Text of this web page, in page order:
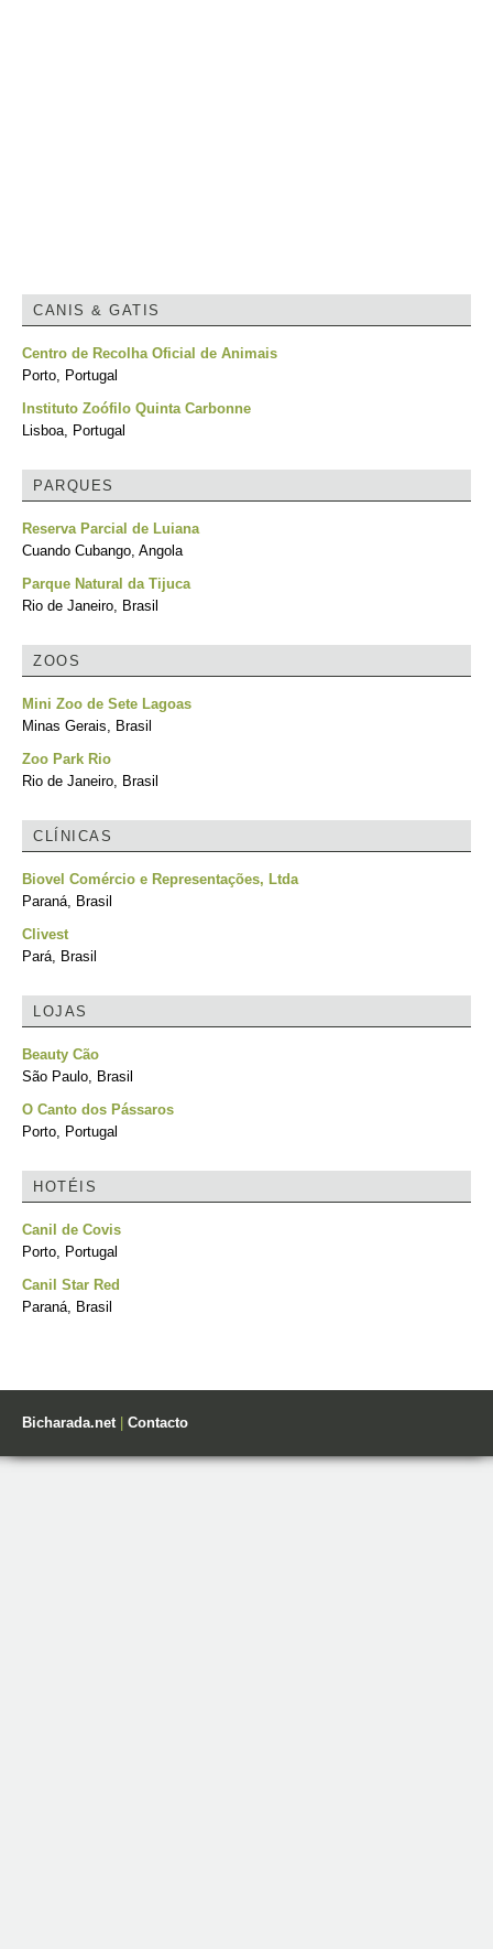
CANIS & GATIS
Centro de Recolha Oficial de Animais
Porto, Portugal
Instituto Zoófilo Quinta Carbonne
Lisboa, Portugal
PARQUES
Reserva Parcial de Luiana
Cuando Cubango, Angola
Parque Natural da Tijuca
Rio de Janeiro, Brasil
ZOOS
Mini Zoo de Sete Lagoas
Minas Gerais, Brasil
Zoo Park Rio
Rio de Janeiro, Brasil
CLÍNICAS
Biovel Comércio e Representações, Ltda
Paraná, Brasil
Clivest
Pará, Brasil
LOJAS
Beauty Cão
São Paulo, Brasil
O Canto dos Pássaros
Porto, Portugal
HOTÉIS
Canil de Covis
Porto, Portugal
Canil Star Red
Paraná, Brasil
Bicharada.net| Contacto